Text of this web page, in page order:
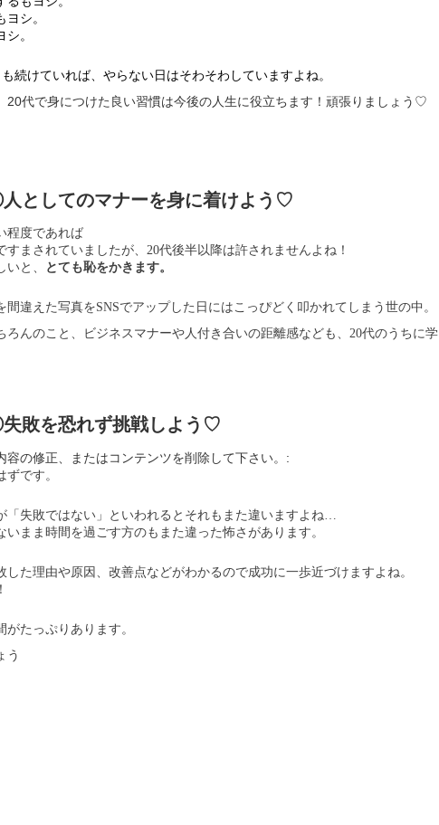
シ。
。
続けていれば、やらない日はそわそわしていますよね。
20代で身につけた良い習慣は今後の人生に役立ちます！頑張りましょう♡
としてのマナーを身に着けよう♡
程度であれば
すまされていましたが、20代後半以降は許されませんよね！
と、
とても恥をかきます。
違えた写真をSNSでアップした日にはこっぴどく叩かれてしまう世の中。
ろんのこと、ビジネスマナーや人付き合いの距離感なども、20代のうちに学
敗を恐れず挑戦しよう♡
容の修正、またはコンテンツを削除して下さい。:
です。
「失敗ではない」といわれるとそれもまた違いますよね…
まま時間を過ごす方のもまた違った怖さがあります。
た理由や原因、改善点などがわかるので成功に一歩近づけますよね。
たっぷりあります。
う